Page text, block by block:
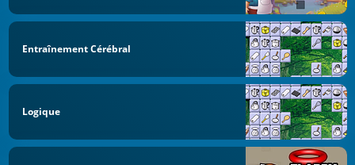
Entraînement Cérébral
Logique